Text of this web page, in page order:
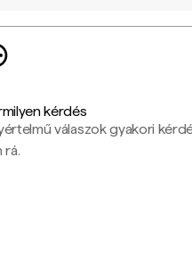
kérdés
válaszok gyakori
rá.